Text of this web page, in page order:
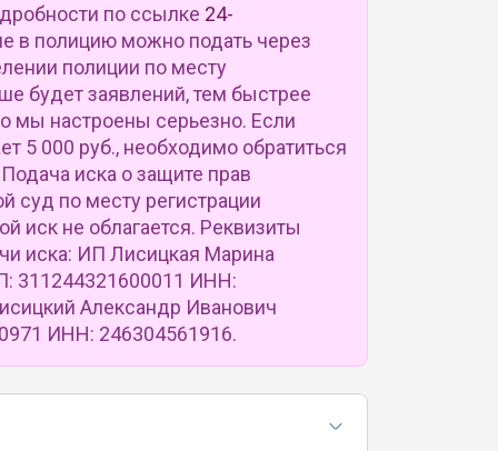
по ссылке 24-
в полицию можно подать через
полиции по месту
будет заявлений, тем быстрее
мы настроены серьезно. Если
5 000 руб., необходимо обратиться
иска о защите прав
суд по месту регистрации
иск не облагается. Реквизиты
иска: ИП Лисицкая Марина
311244321600011 ИНН:
Александр Иванович
ИНН: 246304561916.